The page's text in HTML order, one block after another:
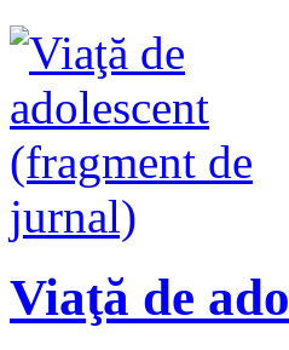
Viaţă de